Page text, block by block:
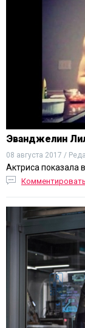
Эванджелин
08 августа 2017 /
Актриса показала
Комментировать